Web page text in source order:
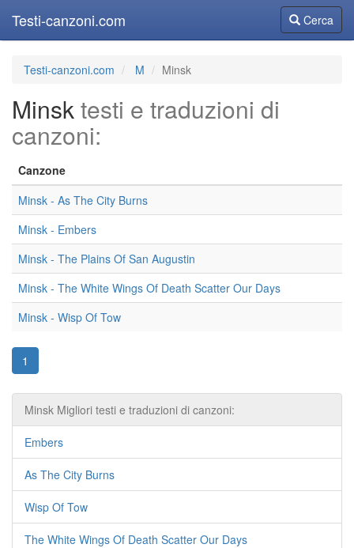
CercaCerca
Testi-canzoni.com
Testi-canzoni.com M Minsk
Minsktesti e traduzioni di
canzoni:
Canzone
Minsk - As The City Burns
Minsk - Embers
Minsk - The Plains Of San Augustin
Minsk - The White Wings Of Death Scatter Our Days
Minsk - Wisp Of Tow
1
Minsk Migliori testi e traduzioni di canzoni:
Embers
As The City Burns
Wisp Of Tow
The White Wings Of Death Scatter Our Days